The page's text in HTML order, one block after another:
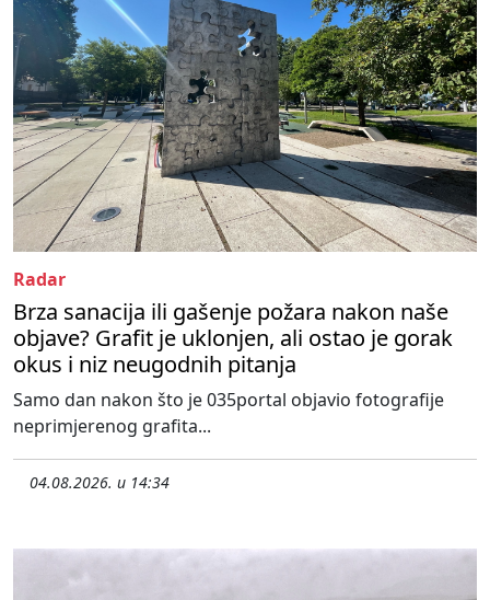
Radar
Brza sanacija ili gašenje požara nakon naše
objave? Grafit je uklonjen, ali ostao je gorak
okus i niz neugodnih pitanja
Samo dan nakon što je 035portal objavio fotografije
neprimjerenog grafita...
04.08.2026. u 14:34